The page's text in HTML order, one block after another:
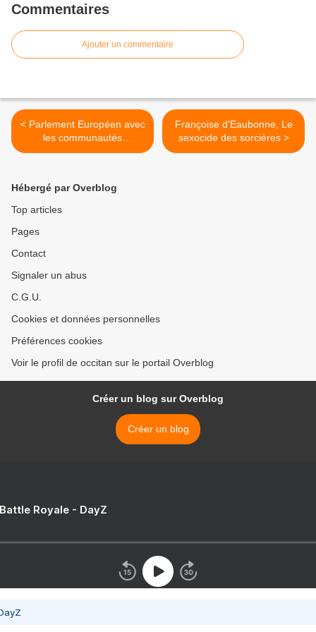
Commentaires
Ajouter un commentaire
< Parlement Européen avec
les communautés
alsacienne, basque,
Françoise d’Eaubonne, Le
sexocide des sorcières >
Hébergé par Overblog
Top articles
Pages
Contact
Signaler un abus
C.G.U.
Cookies et données personnelles
Préférences cookies
Voir le profil de occitan sur le portail Overblog
Créer un blog sur Overblog
Créer un blog
Royale - DayZ